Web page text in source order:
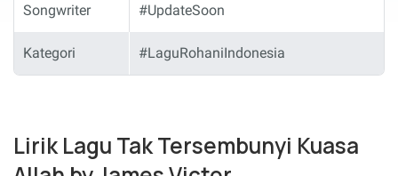
Songwriter #UpdateSoon
Kategori #LaguRohaniIndonesia
Lirik Lagu Tak Tersembunyi Kuasa